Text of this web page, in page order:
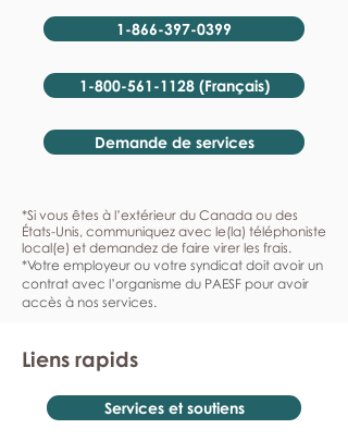
1-866-397-0399
1-800-561-1128 (Français)
Demande de services
*Si vous êtes à l’extérieur du Canada ou des
États-Unis, communiquez avec le(la) téléphoniste
local(e) et demandez de faire virer les frais.
*Votre employeur ou votre syndicat doit avoir un
contrat avec l’organisme du PAESF pour avoir
accès à nos services.
Liens rapids
Services et soutiens